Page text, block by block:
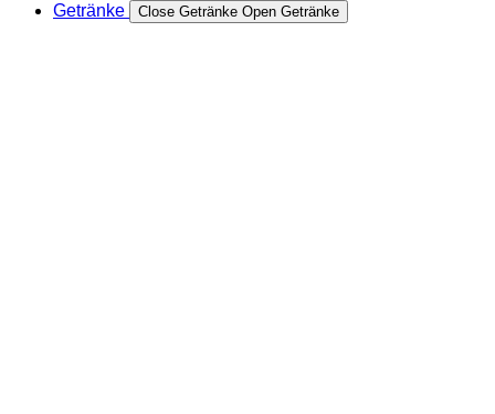
Getränke
Close Getränke Open Getränke